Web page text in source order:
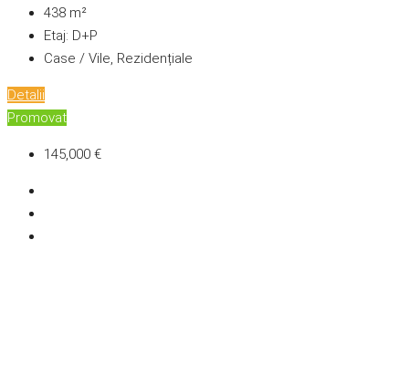
438 m²
Etaj: D+P
Case / Vile, Rezidențiale
Detalii
Promovat
145,000 €